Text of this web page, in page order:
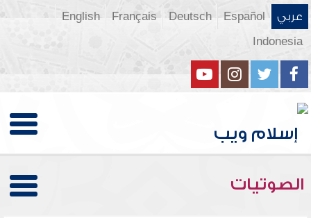
عربي Español
Deutsch
Français
English
Indonesia
الصوتيات